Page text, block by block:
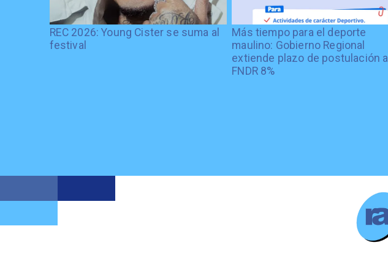
REC 2026: Young Cister se suma al
festival
Más tiempo para el deporte
maulino: Gobierno Regional
extiende plazo de postulación al
FNDR 8%